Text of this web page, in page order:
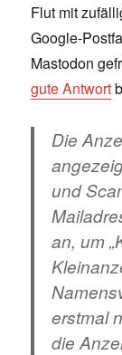
Flut mit
Google-
Mastodon
gute Antwort
Die
und
an, um
erstmal
die